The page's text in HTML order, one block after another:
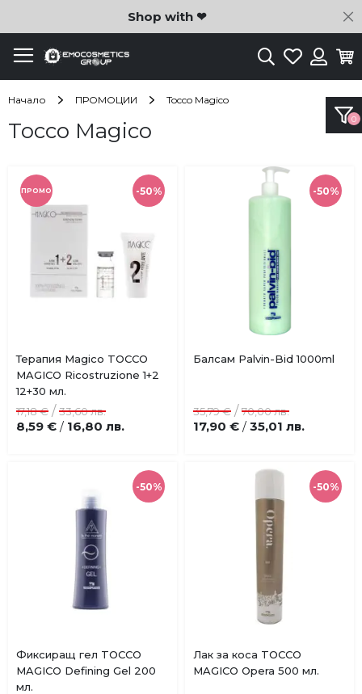
Shop with ❤
ТърсенеЛюбими
Начало ПРОМОЦИИ Tocco Magico
Tocco Magico
-50%
ПРОМО
Добави
в
Купи
Терапия Мagico TOCCO
MAGICO Ricostruzione 1+2
12+30 мл.
8,59 € / 16,80 лв.
17,18 € /33,60 лв.
-50%
Купи
Балсам Palvin-Bid 1000ml
17,90 € / 35,01 лв.
35,79 € /70,00 лв.
-50%
Добави
в
Купи
Фиксиращ гел TOCCO
MAGICO Defining Gel 200
мл.
-50%
Добави
в
Купи
Лак за коса TOCCO
MAGICO Opera 500 мл.